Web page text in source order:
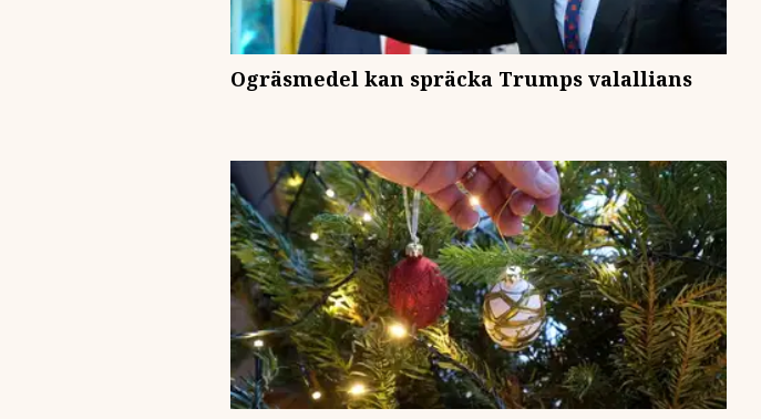
Ogräsmedel kan spräcka Trumps valallians